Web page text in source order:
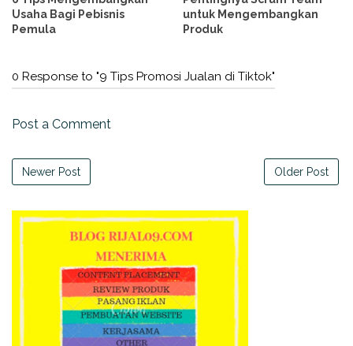
Usaha Bagi Pebisnis
Pemula
untuk Mengembangkan
Produk
0 Response to "9 Tips Promosi Jualan di Tiktok"
Post a Comment
Newer Post Older Post